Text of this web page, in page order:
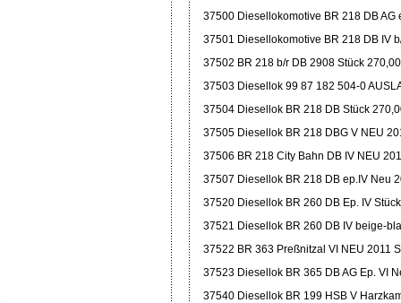
37500 Diesellokomotive BR 218 DB AG
37501 Diesellokomotive BR 218 DB IV
37502 BR 218 b/r DB 2908 Stück 270,00
37503 Diesellok 99 87 182 504-0
37504 Diesellok BR 218 DB Stück
37505 Diesellok BR 218 DBG V NEU
37506 BR 218 City Bahn DB IV NEU
37507 Diesellok BR 218 DB ep.IV Neu
37520 Diesellok BR 260 DB Ep. IV
37521 Diesellok BR 260 DB IV beige-
37522 BR 363 Preßnitzal VI NEU 2011
37523 Diesellok BR 365 DB AG Ep. VI
37540 Diesellok BR 199 HSB V